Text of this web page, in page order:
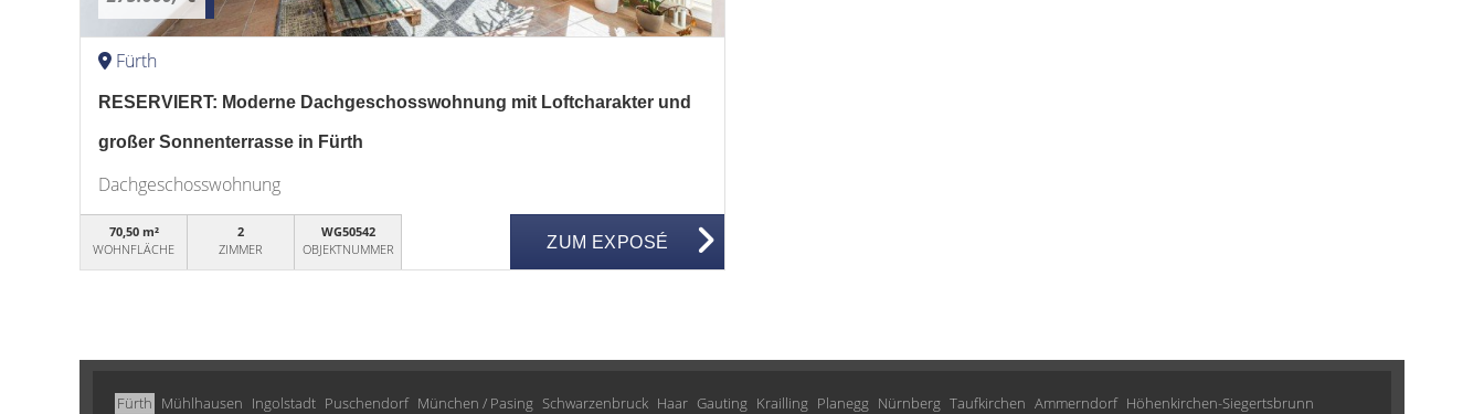
Fürth
RESERVIERT: Moderne Dachgeschosswohnung mit Loftcharakter und
großer Sonnenterrasse in Fürth
Dachgeschosswohnung
70,50 m²
WOHNFLÄCHE
2
ZIMMER
WG50542
OBJEKTNUMMER
ZUM EXPOSÉ
Fürth Mühlhausen Ingolstadt Puschendorf München / Pasing Schwarzenbruck Haar Gauting Krailling Planegg Nürnberg Taufkirchen Ammerndorf Höhenkirchen-Siegertsbrunn